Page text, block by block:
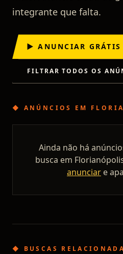
integrante que falta.
▶ ANUNCIAR GRÁTIS
FILTRAR TODOS OS
◆ ANÚNCIOS EM
Ainda não há
busca em
anunciar e
◆ BUSCAS